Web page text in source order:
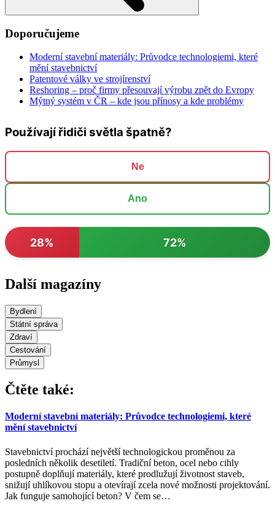
Doporučujeme
Moderní stavební materiály: Průvodce technologiemi, které
mění stavebnictví
Patentové války ve strojírenství
Reshoring – proč firmy přesouvají výrobu zpět do Evropy
Mýtný systém v ČR – kde jsou přínosy a kde problémy
Používají řidiči světla špatně?
Ne
Ano
28% 72%
Další magazíny
Bydlení
Státní správa
Zdraví
Cestování
Průmysl
Čtěte také:
Moderní stavební materiály: Průvodce technologiemi, které
mění stavebnictví
Stavebnictví prochází největší technologickou proměnou za
posledních několik desetiletí. Tradiční beton, ocel nebo cihly
postupně doplňují materiály, které prodlužují životnost staveb,
snižují uhlíkovou stopu a otevírají zcela nové možnosti projektování.
Jak funguje samohojící beton? V čem se…